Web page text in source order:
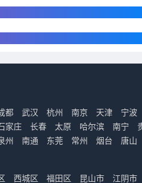
都 武汉 杭州 南京 天津 宁波
家庄 长春 太原 哈尔滨 南宁
州 南通 东莞 常州 烟台 唐山
西城区 福田区 昆山市 江阴市